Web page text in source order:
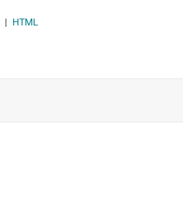
| HTML